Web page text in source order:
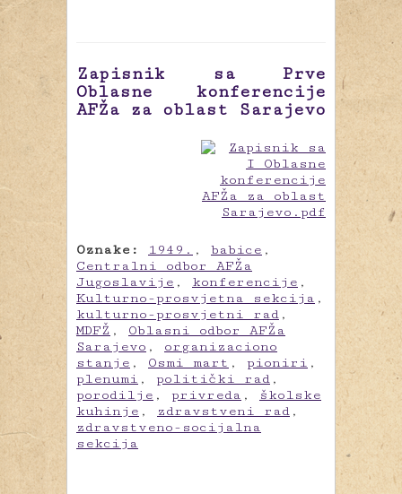
Zapisnik sa Prve
Oblasne konferencije
AFŽa za oblast Sarajevo
Oznake: 1949. , babice ,
Centralni odbor AFŽa
Jugoslavije , konferencije ,
Kulturno-prosvjetna sekcija ,
kulturno-prosvjetni rad ,
MDFŽ , Oblasni odbor AFŽa
Sarajevo , organizaciono
stanje , Osmi mart , pioniri ,
plenumi , politički rad ,
porodilje , privreda ,
školske
kuhinje , zdravstveni rad ,
zdravstveno-socijalna
sekcija